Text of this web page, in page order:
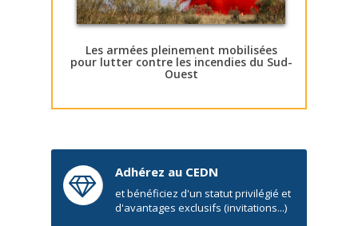
Les armées pleinement mobilisées
pour lutter contre les incendies du Sud-
Ouest
Adhérez au CEDN
et bénéficiez d'un statut privilégié et
d'avantages exclusifs (invitations...)